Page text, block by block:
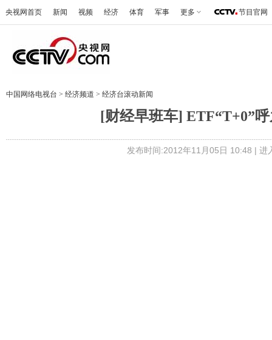
央视网首页 新闻 视频 经济 体育 军事 更多 节目官网
中国网络电视台 > 经济频道 > 经济台滚动新闻
[财经早班车] ETF“T+0”
发布时间:2012年11月05日 10:48 | 进